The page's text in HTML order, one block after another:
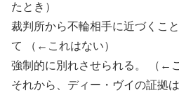
たとき）
裁判所から不輪相手に近づくこ
て （←これはない）
強制的に別れさせられる。 （←
それから、ディー・ヴイの証拠